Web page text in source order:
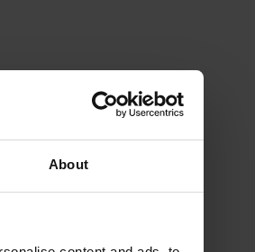
About